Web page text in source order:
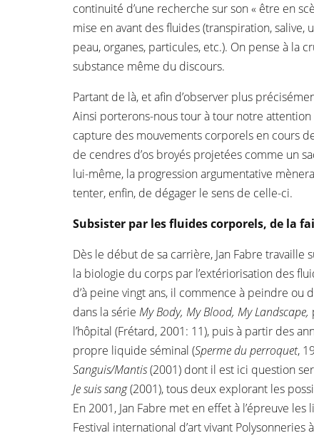
continuité d’une recherche sur son « être en
mise en avant des fluides (transpiration, salive,
peau, organes, particules, etc.). On pense à la
substance même du discours.
Partant de là, et afin d’observer plus
Ainsi porterons-nous tour à tour notre
capture des mouvements corporels en cours
de cendres d’os broyés projetées comme un
lui-même, la progression argumentative
tenter, enfin, de dégager le sens de celle-ci.
Subsister par les fluides corporels, de la
Dès le début de sa carrière, Jan Fabre travaille
la biologie du corps par l’extériorisation des
d’à peine vingt ans, il commence à peindre ou
dans la série My Body, My Blood, My Landscape,
l’hôpital (Frétard, 2001: 11), puis à partir des
propre liquide séminal (Sperme du perroquet,
Sanguis/Mantis(2001) dont il est ici question
Je suis sang(2001), tous deux explorant les
En 2001, Jan Fabre met en effet à l’épreuve
Festival international d’art vivant Polysonneries